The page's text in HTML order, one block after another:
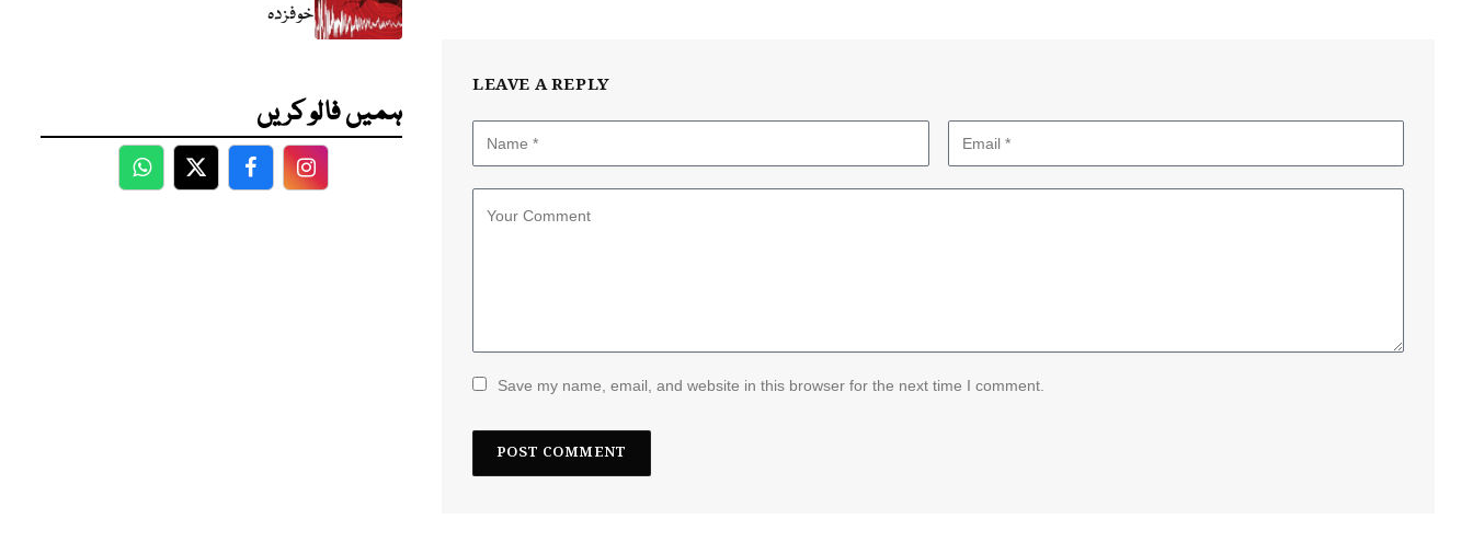
LEAVE A REPLY
Save my name, email, and website in this browser for the next time I comment.
خوفزدہ
ہمیں فالو کریں
WhatsApp
TwitterFacebookFacebook